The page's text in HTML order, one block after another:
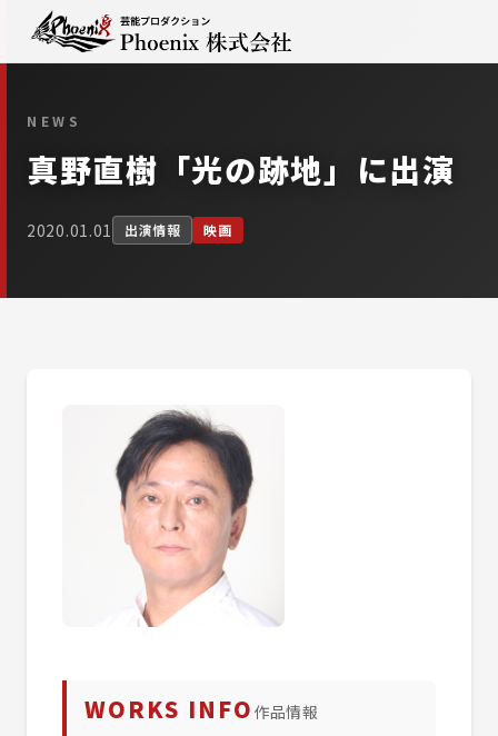
NEWS
真野直樹「光の跡地」に出演
2020.01.01 出演情報 映画
WORKS INFO 作品情報